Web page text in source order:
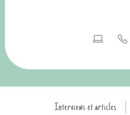
Interviews et articles